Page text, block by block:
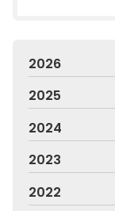
2026
2025
2024
2023
2022